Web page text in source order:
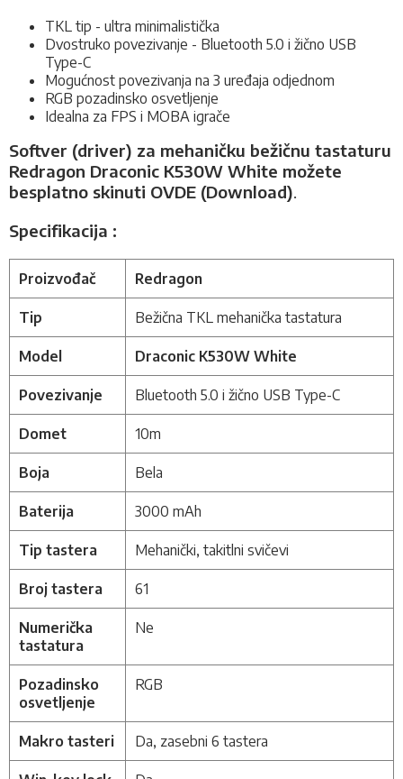
TKL tip - ultra minimalistička
Dvostruko povezivanje - Bluetooth 5.0 i žično USB
Type-C
Mogućnost povezivanja na 3 uređaja odjednom
RGB pozadinsko osvetljenje
Idealna za FPS i MOBA igrače
Softver (driver) za mehaničku bežičnu tastaturu
Redragon Draconic K530W White možete
besplatno skinuti OVDE (Download).
Specifikacija :
Proizvođač Redragon
Tip Bežična TKL mehanička tastatura
Model Draconic K530W White
Povezivanje Bluetooth 5.0 i žično USB Type-C
Domet 10m
Boja Bela
Baterija 3000 mAh
Tip tastera Mehanički, takitlni svičevi
Broj tastera 61
Numerička
tastatura
Ne
Pozadinsko
osvetljenje
RGB
Makro tasteri Da, zasebni 6 tastera